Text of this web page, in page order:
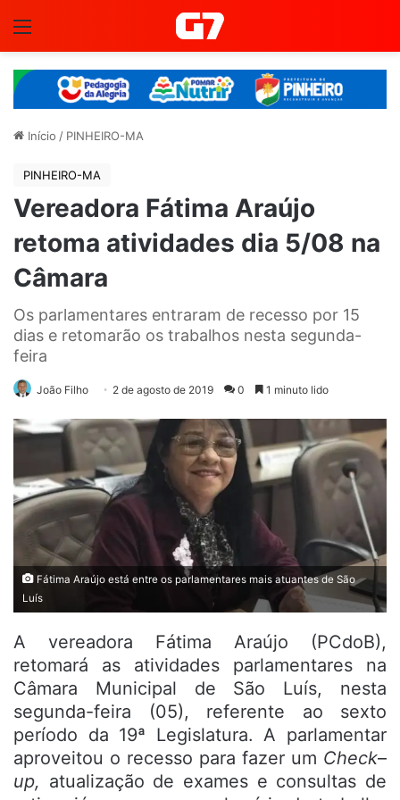
Início / PINHEIRO-MA
PINHEIRO-MA
Vereadora Fátima Araújo
retoma atividades dia 5/08 na
Câmara
Os parlamentares entraram de recesso por 15
dias e retomarão os trabalhos nesta segunda-
feira
João Filho 2 de agosto de 2019 0 1 minuto lido
Fátima Araújo está entre os parlamentares mais atuantes de São
Luís
A vereadora Fátima Araújo (PCdoB),
retomará as atividades parlamentares na
Câmara Municipal de São Luís, nesta
segunda-feira (05), referente ao sexto
período da 19ª Legislatura. A parlamentar
aproveitou o recesso para fazer um Check–
up, atualização de exames e consultas de